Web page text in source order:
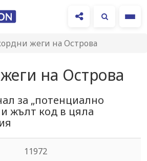
жеги на Острова
на Острова
за „потенциално
жълт код в цяла
11972